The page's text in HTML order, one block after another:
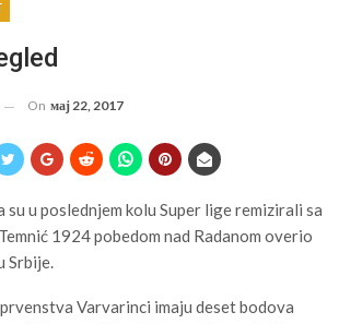
On мај 22, 2017
su u poslednjem kolu Super lige remizirali sa
1924 pobedom nad Radanom overio
Srbije.
Varvarinci imaju deset bodova